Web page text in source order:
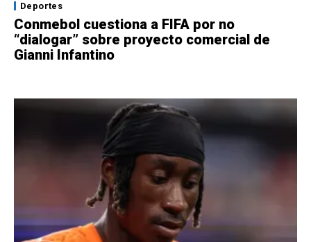
Deportes
Conmebol cuestiona a FIFA por no
“dialogar” sobre proyecto comercial de
Gianni Infantino